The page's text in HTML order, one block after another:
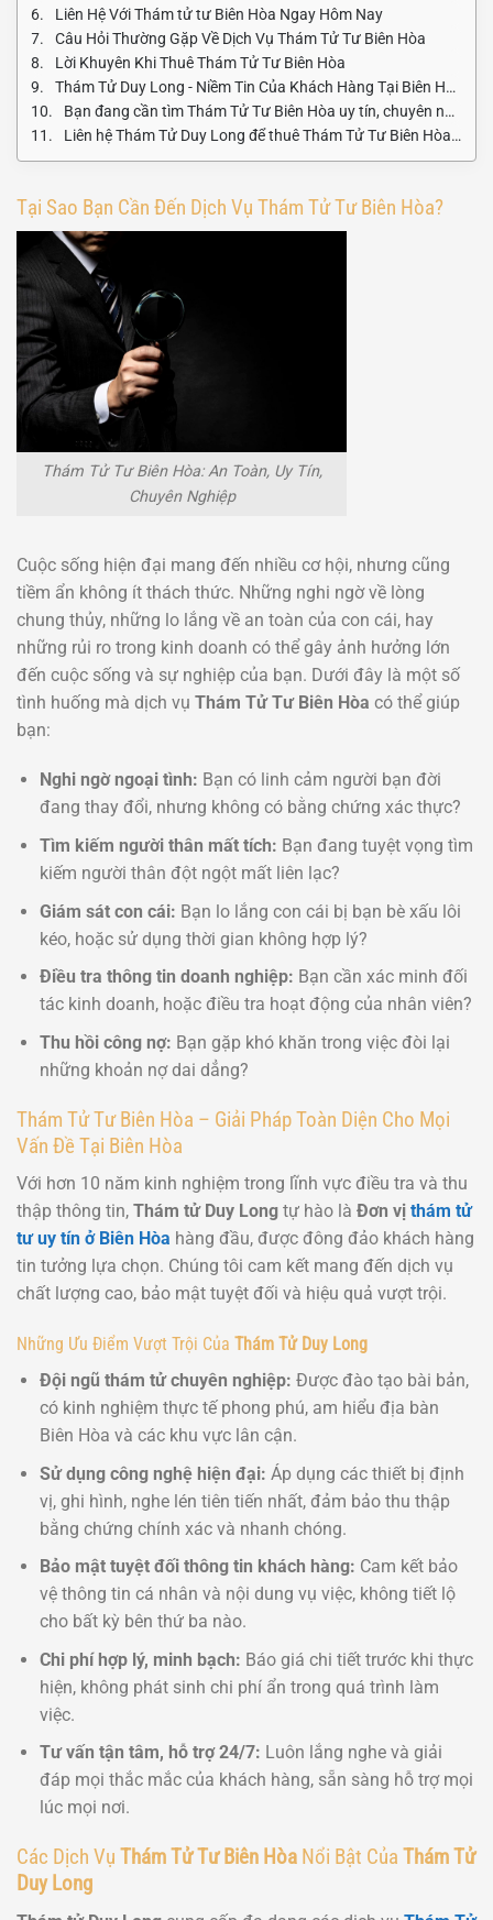
Liên Hệ Với Thám tử tư Biên Hòa Ngay Hôm Nay
Câu Hỏi Thường Gặp Về Dịch Vụ Thám Tử Tư Biên Hòa
Lời Khuyên Khi Thuê Thám Tử Tư Biên Hòa
Thám Tử Duy Long - Niềm Tin Của Khách Hàng Tại Biên Hòa
Bạn đang cần tìm Thám Tử Tư Biên Hòa uy tín, chuyên nghiệp? Hãy liên hệ ngay với Thám tử Duy Long để được tư vấn miễn phí!
Liên hệ Thám Tử Duy Long để thuê Thám Tử Tư Biên Hòa ngay hôm nay
Tại Sao Bạn Cần Đến Dịch Vụ Thám Tử Tư Biên Hòa?
Thám Tử Tư Biên Hòa: An Toàn, Uy Tín,
Chuyên Nghiệp
Cuộc sống hiện đại mang đến nhiều cơ hội, nhưng cũng
tiềm ẩn không ít thách thức. Những nghi ngờ về lòng
chung thủy, những lo lắng về an toàn của con cái, hay
những rủi ro trong kinh doanh có thể gây ảnh hưởng lớn
đến cuộc sống và sự nghiệp của bạn. Dưới đây là một số
tình huống mà dịch vụ Thám Tử Tư Biên Hòa có thể giúp
bạn:
Nghi ngờ ngoại tình: Bạn có linh cảm người bạn đời
đang thay đổi, nhưng không có bằng chứng xác thực?
Tìm kiếm người thân mất tích: Bạn đang tuyệt vọng tìm
kiếm người thân đột ngột mất liên lạc?
Giám sát con cái: Bạn lo lắng con cái bị bạn bè xấu lôi
kéo, hoặc sử dụng thời gian không hợp lý?
Điều tra thông tin doanh nghiệp: Bạn cần xác minh đối
tác kinh doanh, hoặc điều tra hoạt động của nhân viên?
Thu hồi công nợ: Bạn gặp khó khăn trong việc đòi lại
những khoản nợ dai dẳng?
Thám Tử Tư Biên Hòa – Giải Pháp Toàn Diện Cho Mọi
Vấn Đề Tại Biên Hòa
Với hơn 10 năm kinh nghiệm trong lĩnh vực điều tra và thu
thập thông tin, Thám tử Duy Long tự hào là Đơn vị thám tử
tư uy tín ở Biên Hòa hàng đầu, được đông đảo khách hàng
tin tưởng lựa chọn. Chúng tôi cam kết mang đến dịch vụ
chất lượng cao, bảo mật tuyệt đối và hiệu quả vượt trội.
Những Ưu Điểm Vượt Trội Của Thám Tử Duy Long
Đội ngũ thám tử chuyên nghiệp: Được đào tạo bài bản,
có kinh nghiệm thực tế phong phú, am hiểu địa bàn
Biên Hòa và các khu vực lân cận.
Sử dụng công nghệ hiện đại: Áp dụng các thiết bị định
vị, ghi hình, nghe lén tiên tiến nhất, đảm bảo thu thập
bằng chứng chính xác và nhanh chóng.
Bảo mật tuyệt đối thông tin khách hàng: Cam kết bảo
vệ thông tin cá nhân và nội dung vụ việc, không tiết lộ
cho bất kỳ bên thứ ba nào.
Chi phí hợp lý, minh bạch: Báo giá chi tiết trước khi thực
hiện, không phát sinh chi phí ẩn trong quá trình làm
việc.
Tư vấn tận tâm, hỗ trợ 24/7: Luôn lắng nghe và giải
đáp mọi thắc mắc của khách hàng, sẵn sàng hỗ trợ mọi
lúc mọi nơi.
Các Dịch Vụ Thám Tử Tư Biên Hòa Nổi Bật Của Thám Tử
Duy Long